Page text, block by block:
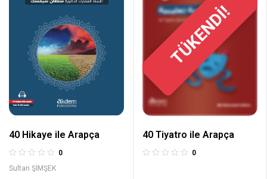
40 Hikaye ile Arapça
0
Sultan ŞİMŞEK
TÜKENDİ!
40 Tiyatro ile Arapça
0